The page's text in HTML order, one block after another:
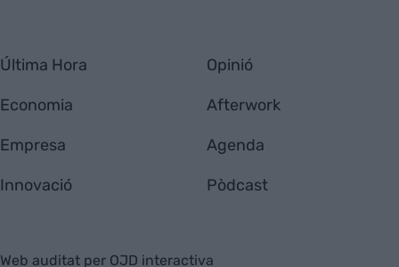
Última Hora
Economia
Empresa
Innovació
Opinió
Afterwork
Agenda
Pòdcast
Web auditat per OJD interactiva